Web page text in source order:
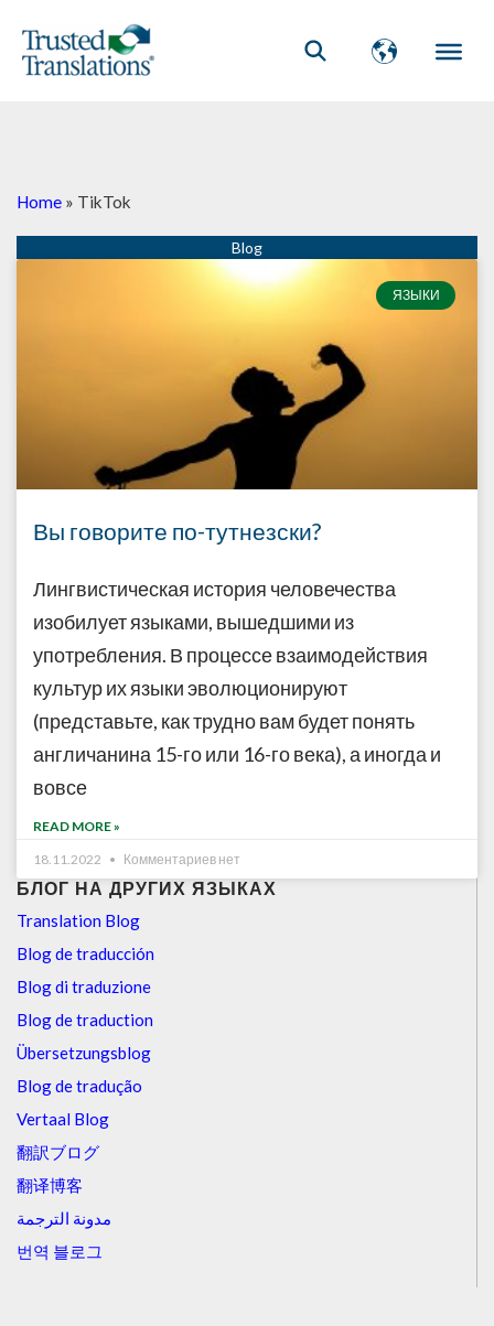
БЛОГ НА ДРУГИХ ЯЗЫКАХ
Translation Blog
Blog de traducción
Blog di traduzione
Blog de traduction
Übersetzungsblog
Blog de tradução
Vertaal Blog
翻訳ブログ
翻译博客
مدونة الترجمة
번역 블로그
Home » TikTok
ЯЗЫКИ
Вы говорите по-тутнезски?
Лингвистическая история человечества
изобилует языками, вышедшими из
употребления. В процессе взаимодействия
культур их языки эволюционируют
(представьте, как трудно вам будет понять
англичанина 15-го или 16-го века), а иногда и
вовсе
READ MORE »
18.11.2022
Комментариев нет